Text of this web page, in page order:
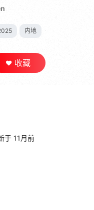
内地
收藏
于 11月前